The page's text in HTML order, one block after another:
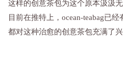
这样的创意茶包为这个原本汲汲
目前在推特上，ocean-teabag已
都对这种治愈的创意茶包充满了兴